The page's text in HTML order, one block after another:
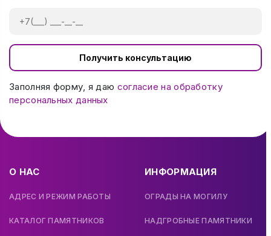
Получить консультацию
Заполняя форму, я даю согласие на обработку
персональных данных
О НАС
АДРЕС И РЕЖИМ РАБОТЫ
КАТАЛОГ ПАМЯТНИКОВ
ИНФОРМАЦИЯ
ОГРАДЫ НА МОГИЛУ
НАДГРОБНЫЕ ПАМЯТНИКИ